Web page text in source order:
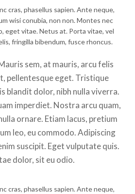
cras, phasellus sapien. Ante neque,
wisi conubia, non non. Montes nec
eget vitae. Netus at. Porta vitae, vel
fringilla bibendum, fusce rhoncus.
sem, at mauris, arcu felis
pellentesque eget. Tristique
blandit dolor, nibh nulla viverra.
imperdiet. Nostra arcu quam,
ornare. Etiam lacus, pretium
leo, eu commodo. Adipiscing
suscipit. Eget vulputate quis.
dolor, sit eu odio.
cras, phasellus sapien. Ante neque,